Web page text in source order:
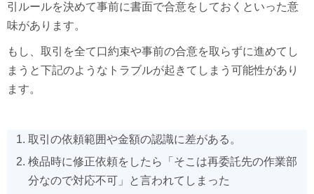
引ルールを決めて事前に書面で合意をしておくといった意
味があります。
もし、取引を全て口約束や事前の合意を取らずに進めてし
まうと下記のようなトラブルが起きてしまう可能性があり
ます。
取引の依頼範囲や金額の認識に差がある。
検品時に修正依頼をしたら「そこは再委託先の作業部
分なので対応不可」と言われてしまった